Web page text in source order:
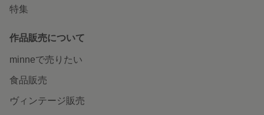
特集
作品販売について
minneで売りたい
食品販売
ヴィンテージ販売